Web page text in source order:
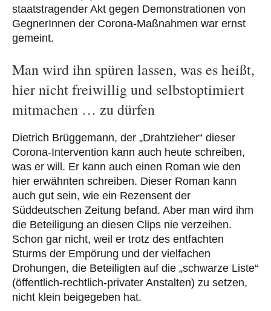
staatstragender Akt gegen Demonstrationen von
GegnerInnen der Corona-Maßnahmen war ernst
gemeint.
Man wird ihn spüren lassen, was es heißt,
hier nicht freiwillig und selbstoptimiert
mitmachen … zu dürfen
Dietrich Brüggemann, der „Drahtzieher“ dieser
Corona-Intervention kann auch heute schreiben,
was er will. Er kann auch einen Roman wie den
hier erwähnten schreiben. Dieser Roman kann
auch gut sein, wie ein Rezensent der
Süddeutschen Zeitung befand. Aber man wird ihm
die Beteiligung an diesen Clips nie verzeihen.
Schon gar nicht, weil er trotz des entfachten
Sturms der Empörung und der vielfachen
Drohungen, die Beteiligten auf die „schwarze Liste“
(öffentlich-rechtlich-privater Anstalten) zu setzen,
nicht klein beigegeben hat.